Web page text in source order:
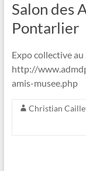
Salon des
Pontarlier
Expo collective
http://
amis-musee.php
Christian